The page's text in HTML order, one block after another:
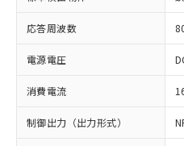
応答周波数
電源電圧
消費電流
制御出力（出力形式）